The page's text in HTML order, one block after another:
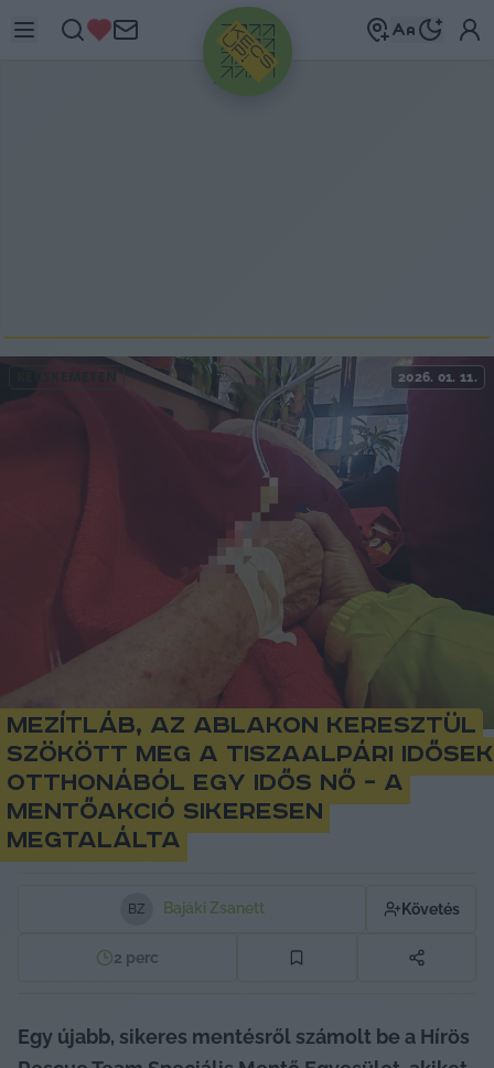
HIRDETÉS
KECSKEMÉTEN 2026. 01. 11.
Mezítláb, az ablakon keresztül
szökött meg a tiszaalpári idősek
otthonából egy idős nő – a
mentőakció sikeresen
megtalálta
BZ Bajáki Zsanett Követés
2 perc
Egy újabb, sikeres mentésről számolt be a Hírös